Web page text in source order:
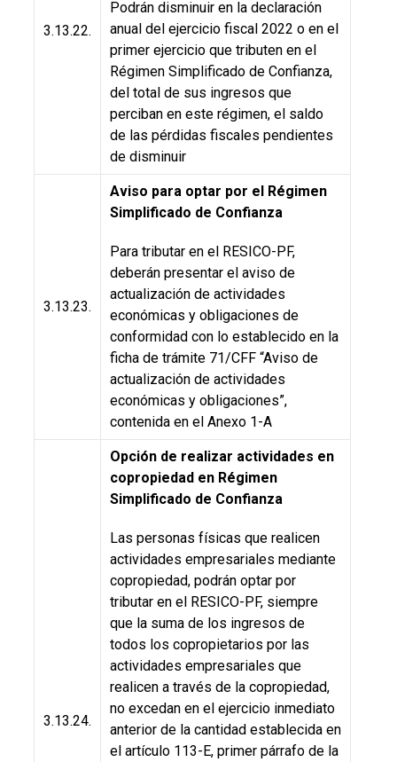
3.13.22.
Podrán disminuir en la declaración
anual del ejercicio fiscal 2022 o en el
primer ejercicio que tributen en el
Régimen Simplificado de Confianza,
del total de sus ingresos que
perciban en este régimen, el saldo
de las pérdidas fiscales pendientes
de disminuir
3.13.23.
Aviso para optar por el Régimen
Simplificado de Confianza
Para tributar en el RESICO-PF,
deberán presentar el aviso de
actualización de actividades
económicas y obligaciones de
conformidad con lo establecido en la
ficha de trámite 71/CFF “Aviso de
actualización de actividades
económicas y obligaciones”,
contenida en el Anexo 1-A
3.13.24.
Opción de realizar actividades en
copropiedad en Régimen
Simplificado de Confianza
Las personas físicas que realicen
actividades empresariales mediante
copropiedad, podrán optar por
tributar en el RESICO-PF, siempre
que la suma de los ingresos de
todos los copropietarios por las
actividades empresariales que
realicen a través de la copropiedad,
no excedan en el ejercicio inmediato
anterior de la cantidad establecida en
el artículo 113-E, primer párrafo de la